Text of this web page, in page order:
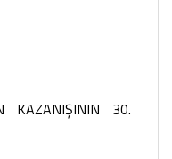
KAZANIŞININ 30.